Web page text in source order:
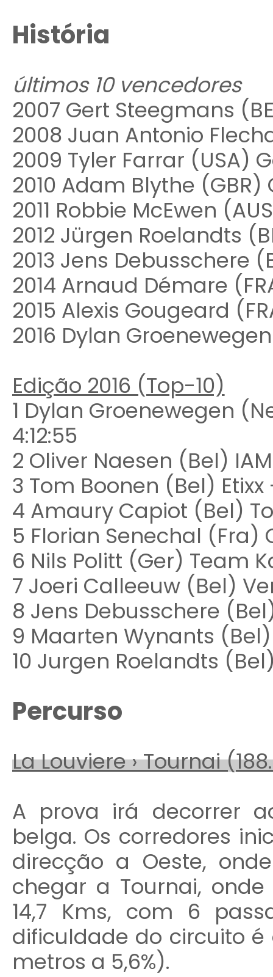
História
últimos 10 vencedores
2007 Gert Steegmans
2008 Juan Antonio
2009 Tyler Farrar (USA)
2010 Adam Blythe
2011 Robbie McEwen
2012 Jürgen Roelandts
2013 Jens Debusschere
2014 Arnaud Démare
2015 Alexis Gougeard
2016 Dylan
Edição 2016 (Top-10)
1 Dylan Groenewegen
4:12:55
2 Oliver Naesen (Bel)
3 Tom Boonen (Bel)
4 Amaury Capiot (Bel)
5 Florian Senechal (Fra)
6 Nils Politt (Ger) Team
7 Joeri Calleeuw (Bel)
8 Jens Debusschere
9 Maarten Wynants
10 Jurgen Roelandts
Percurso
La Louviere › Tournai
A prova irá decorrer
belga. Os corredores
direcção a Oeste,
chegar a Tournai,
14,7 Kms, com 6
dificuldade do circuito é
metros a 5,6%).